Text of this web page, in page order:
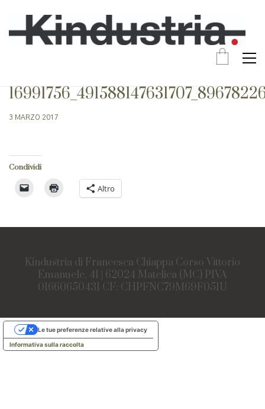
3 MARZO 2017
Condividi
Altro
Kindustria di Francesca Chiappa Corso Vittorio
Emanuele, 41 | 62024 Matelica (MC) PIVA
01660650431 CF: CHPFNC79M69F051U
Informativa sulla raccolta
Le tue preferenze relative alla privacy